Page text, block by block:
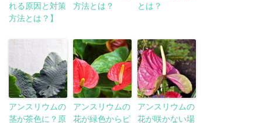
れる原因と対策
方法とは？】
方法とは？
とは？
アンスリウムの
茎が茶色に？原
アンスリウムの
花が緑色からピ
アンスリウムの
花が咲かない場